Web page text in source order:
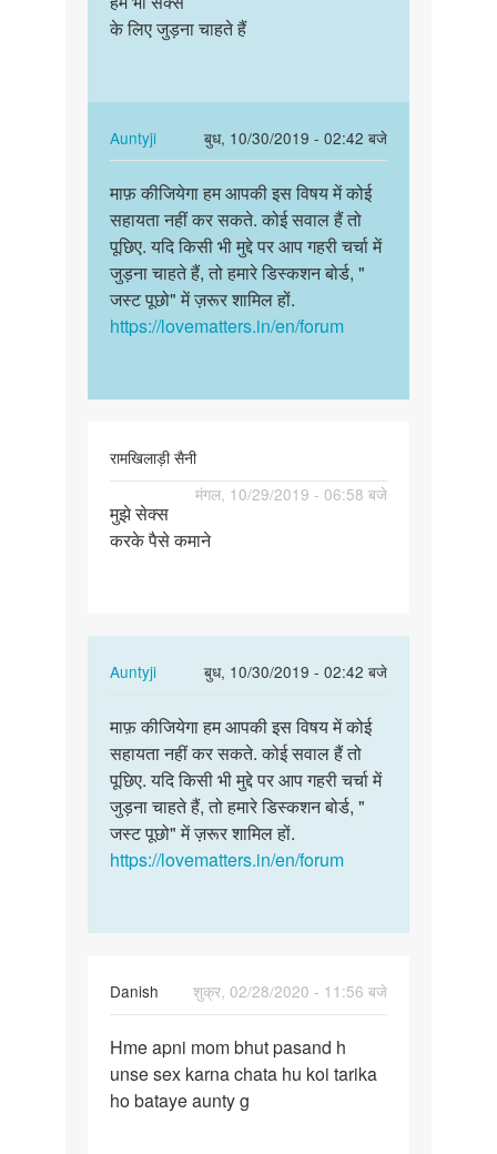
Sorry
is
bare
me…
by
Auntyji
भी
लिए
जुड़ना…
के लिए जुड़ना चाहते हैं
Auntyji
बुध, 10/30/2019 - 02:42 बजे
In
reply
to
हम
भी
सेक्स
के
लिए
रामखिलाड़ी
माफ़
कीजियेगा
हम
आपकी
इस
विषय…
माफ़ कीजियेगा हम आपकी इस विषय में कोई
सहायता नहीं कर सकते. कोई सवाल हैं तो
पूछिए. यदि किसी भी मुद्दे पर आप गहरी चर्चा में
जुड़ना चाहते हैं, तो हमारे डिस्कशन बोर्ड, "
जस्ट पूछो" में ज़रूर शामिल हों.
https://lovematters.in/en/forum
रामखिलाड़ी सैनी
मंगल, 10/29/2019 - 06:58 बजे
मुझे
सेक्स
मुझे सेक्स
करके पैसे कमाने
Auntyji
बुध, 10/30/2019 - 02:42 बजे
In
to
मुझे
सेक्स
करके
पैसे
कमाने
सैनी
माफ़
कीजियेगा
हम
आपकी
इस
विषय…
माफ़ कीजियेगा हम आपकी इस विषय में कोई
सहायता नहीं कर सकते. कोई सवाल हैं तो
पूछिए. यदि किसी भी मुद्दे पर आप गहरी चर्चा में
जुड़ना चाहते हैं, तो हमारे डिस्कशन बोर्ड, "
जस्ट पूछो" में ज़रूर शामिल हों.
https://lovematters.in/en/forum
Danish
शुक्र, 02/28/2020 - 11:56 बजे
Hme
apni
mom
Hme apni mom bhut pasand h
unse sex karna chata hu koi tarika
ho bataye aunty g